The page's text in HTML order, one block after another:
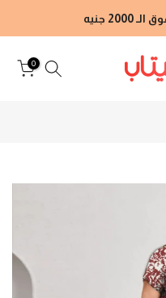
جنيه
0